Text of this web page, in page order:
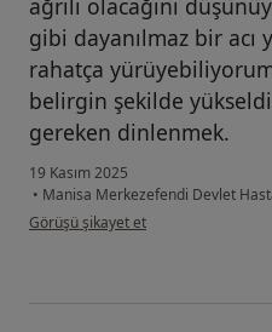
ağrılı olacağını
gibi dayanılmaz bir acı
rahatça
belirgin şekilde
gereken dinlenmek.
19 Kasım 2025
• Manisa Merkezefendi Devlet
kullanıcının görüşüne göre ça...ş
Görüşü şikayet et